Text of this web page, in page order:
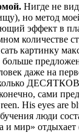
Нигде не
но метод
эффект в
количестве
картинку
даже на
сами
His eyes are
люди
мир» отдыхает